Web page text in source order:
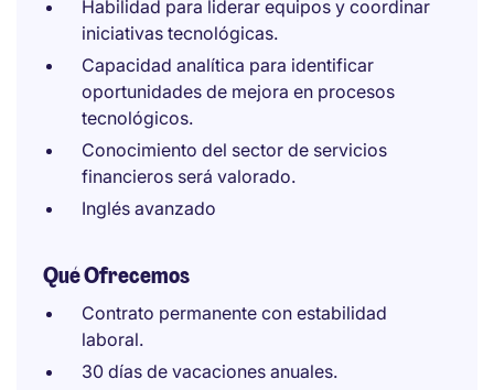
Habilidad para liderar equipos y coordinar
iniciativas tecnológicas.
Capacidad analítica para identificar
oportunidades de mejora en procesos
tecnológicos.
Conocimiento del sector de servicios
financieros será valorado.
Inglés avanzado
Qué Ofrecemos
Contrato permanente con estabilidad
laboral.
30 días de vacaciones anuales.